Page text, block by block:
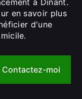
à Dinant.
en savoir plus
d'une
Contactez-moi